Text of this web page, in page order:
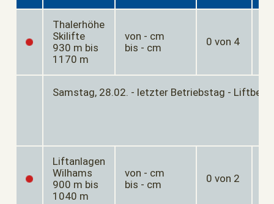
Thalerhöhe
Skilifte
930 m bis
1170 m
von - cm
bis - cm
0 von 4
Samstag, 28.02. - letzter Betriebstag -
Liftanlagen
Wilhams
900 m bis
1040 m
von - cm
bis - cm
0 von 2